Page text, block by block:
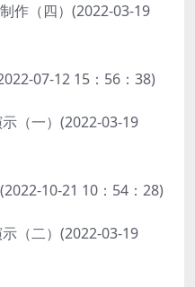
作（四）(2022-03-19
07-12 15：56：38)
（一）(2022-03-19
10-21 10：54：28)
（二）(2022-03-19